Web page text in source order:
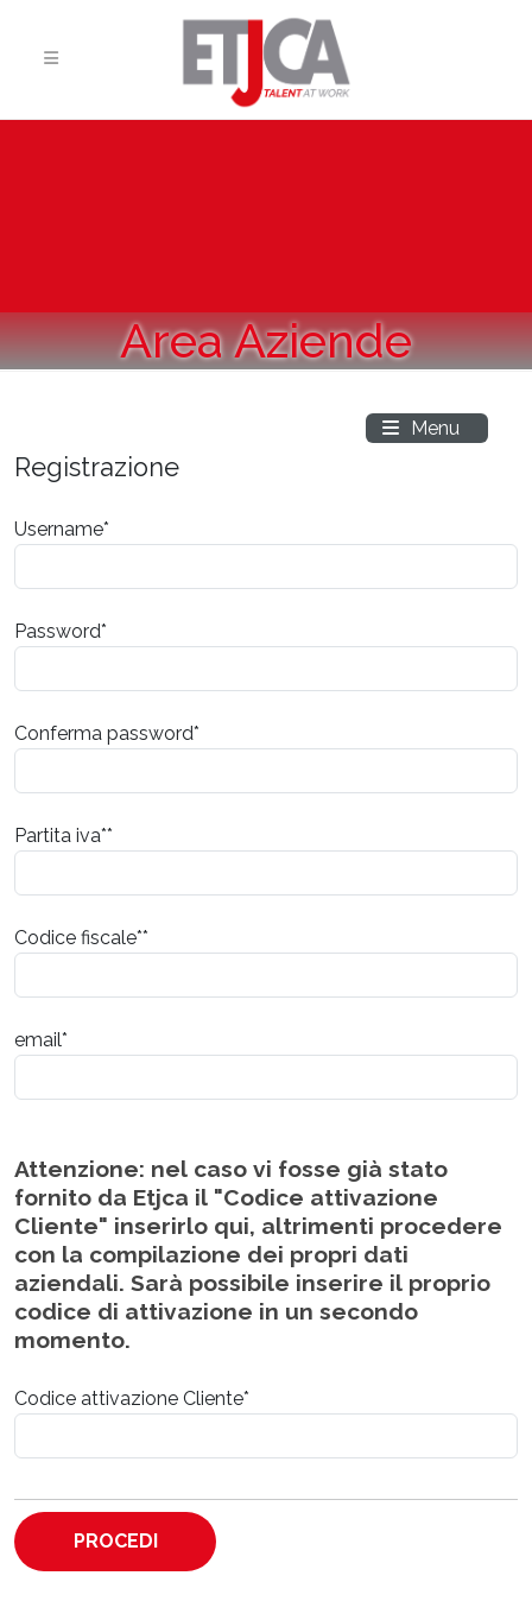
Area Aziende
Toggle navigation
Menu
Registrazione
Username*
Password*
Conferma password*
Partita iva**
Codice fiscale**
email*
Attenzione: nel caso vi fosse già stato
fornito da Etjca il "Codice attivazione
Cliente" inserirlo qui, altrimenti procedere
con la compilazione dei propri dati
aziendali. Sarà possibile inserire il proprio
codice di attivazione in un secondo
momento.
Codice attivazione Cliente*